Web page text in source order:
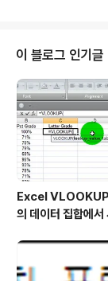
글은 레드마인이 설치
인이 설치되지 않은
yes.imhappyo.com/
중이고 Redmine 2.2.0
마인 ..
이 블로그 인기글
Excel VLOOKUP
의 데이터 집합에서